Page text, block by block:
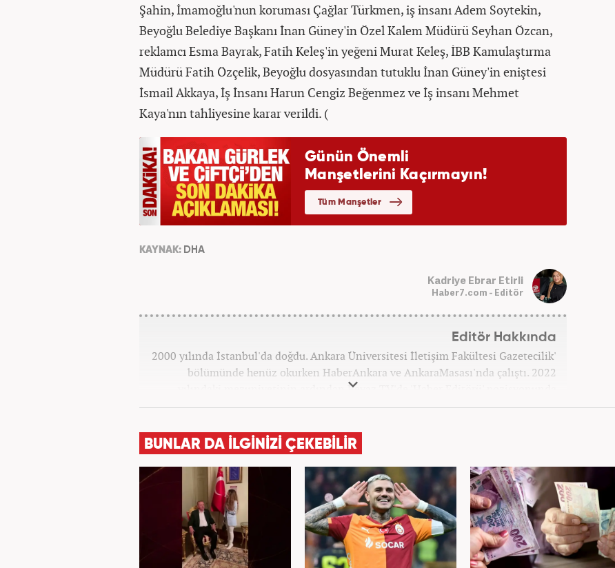
Şahin, İmamoğlu'nun koruması Çağlar Türkmen, iş insanı Adem Soytekin,
Beyoğlu Belediye Başkanı İnan Güney'in Özel Kalem Müdürü Seyhan Özcan,
reklamcı Esma Bayrak, Fatih Keleş'in yeğeni Murat Keleş, İBB Kamulaştırma
Müdürü Fatih Özçelik, Beyoğlu dosyasından tutuklu İnan Güney'in eniştesi
İsmail Akkaya, İş İnsanı Harun Cengiz Beğenmez ve İş insanı Mehmet
Kaya'nın tahliyesine karar verildi. (
KAYNAK: DHA
Kadriye Ebrar Etirli
Haber7.com - Editör
Editör Hakkında
2000 yılında İstanbul'da doğdu. Ankara Üniversitesi İletişim Fakültesi Gazetecilik'
bölümünde henüz okurken HaberAnkara ve AnkaraMasası'nda çalıştı. 2022
yılındaki mezuniyetinin ardından Beyaz TV'de 'Haber Editörü' pozisyonunda
görev aldı. 2024 yılının Şubat ayından itibaren Haber7'deki Gündem Editörü
BUNLAR DA İLGİNİZİ ÇEKEBİLİR